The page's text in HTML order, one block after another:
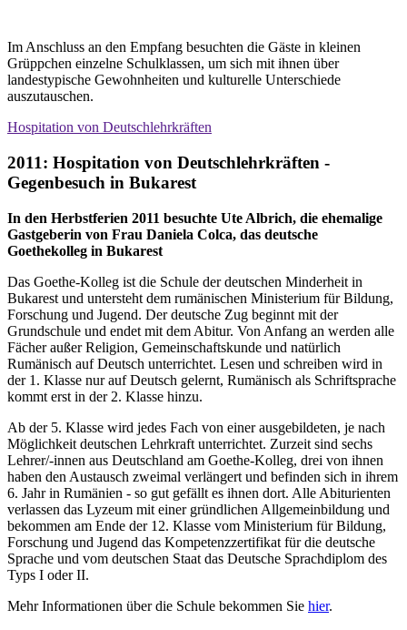
Im Anschluss an den Empfang besuchten die Gäste in kleinen
Grüppchen einzelne Schulklassen, um sich mit ihnen über
landestypische Gewohnheiten und kulturelle Unterschiede
auszutauschen.
Hospitation von Deutschlehrkräften
2011: Hospitation von Deutschlehrkräften -
Gegenbesuch in Bukarest
In den Herbstferien 2011 besuchte Ute Albrich, die ehemalige
Gastgeberin von Frau Daniela Colca, das deutsche
Goethekolleg in Bukarest
Das Goethe-Kolleg ist die Schule der deutschen Minderheit in
Bukarest und untersteht dem rumänischen Ministerium für Bildung,
Forschung und Jugend. Der deutsche Zug beginnt mit der
Grundschule und endet mit dem Abitur. Von Anfang an werden alle
Fächer außer Religion, Gemeinschaftskunde und natürlich
Rumänisch auf Deutsch unterrichtet. Lesen und schreiben wird in
der 1. Klasse nur auf Deutsch gelernt, Rumänisch als Schriftsprache
kommt erst in der 2. Klasse hinzu.
Ab der 5. Klasse wird jedes Fach von einer ausgebildeten, je nach
Möglichkeit deutschen Lehrkraft unterrichtet. Zurzeit sind sechs
Lehrer/-innen aus Deutschland am Goethe-Kolleg, drei von ihnen
haben den Austausch zweimal verlängert und befinden sich in ihrem
6. Jahr in Rumänien - so gut gefällt es ihnen dort. Alle Abiturienten
verlassen das Lyzeum mit einer gründlichen Allgemeinbildung und
bekommen am Ende der 12. Klasse vom Ministerium für Bildung,
Forschung und Jugend das Kompetenzzertifikat für die deutsche
Sprache und vom deutschen Staat das Deutsche Sprachdiplom des
Typs I oder II.
Mehr Informationen über die Schule bekommen Sie hier.